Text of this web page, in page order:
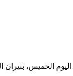
الخميس،